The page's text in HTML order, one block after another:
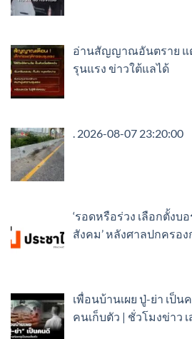
อ่านสัญญาณอันตราย แต
รุนแรง ข่าวใต้แลได้
. 2026-08-07 23:20:00
‘รอดหรือร่วง เลือกตั้ง
สังคม’ หลังศาลปกครอง
เพื่อนบ้านเผย ปู่-ย่า เป็น
คนเก็บตัว | ชั่วโมงข่าว